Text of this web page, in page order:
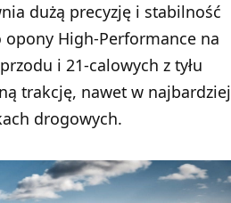
dużą precyzję i stabilność
High-Performance na
i 21-calowych z tyłu
trakcję, nawet w najbardziej
drogowych.